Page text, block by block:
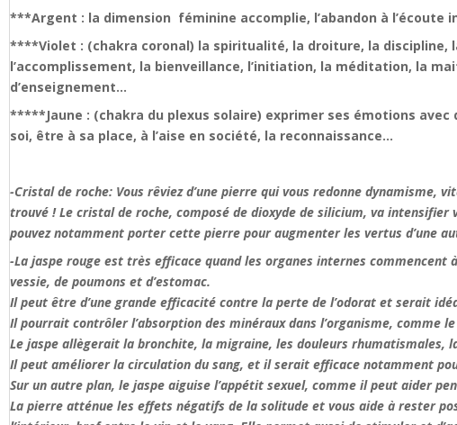
***Argent : la dimension féminine accomplie, l’abandon à
****Violet : (chakra coronal) la spiritualité, la droiture, la
l’accomplissement, la bienveillance, l’initiation, la méditation, la
d’enseignement…
*****Jaune : (chakra du plexus solaire) exprimer ses émotions
soi, être à sa place, à l’aise en société, la reconnaissance…
-Cristal de roche: Vous rêviez d’une pierre qui vous redonne dynamisme,
trouvé ! Le cristal de roche, composé de dioxyde de silicium, va
pouvez notamment porter cette pierre pour augmenter les vertus d’une
-La jaspe rouge est très efficace quand les organes internes
vessie, de poumons et d’estomac.
Il peut être d’une grande efficacité contre la perte de l’odorat et serait
Il pourrait contrôler l’absorption des minéraux dans l’organisme, comme
Le jaspe allègerait la bronchite, la migraine, les douleurs rhumatismales,
Il peut améliorer la circulation du sang, et il serait efficace notamment
Sur un autre plan, le jaspe aiguise l’appétit sexuel, comme il peut aider
La pierre atténue les effets négatifs de la solitude et vous aide à rester